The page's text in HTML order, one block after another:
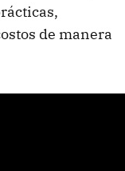
de manera